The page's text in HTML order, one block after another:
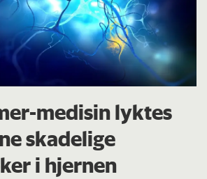
medisin lyktes
skadelige
i hjernen